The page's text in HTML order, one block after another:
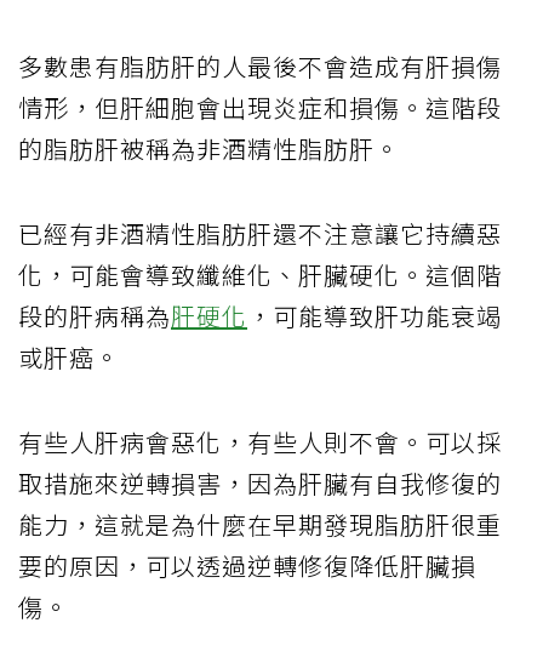
多數患有脂肪肝的人最後不會造成有肝損傷
情形，但肝細胞會出現炎症和損傷。這階段
的脂肪肝被稱為非酒精性脂肪肝。
已經有非酒精性脂肪肝還不注意讓它持續惡
化，可能會導致纖維化、肝臟硬化。這個階
段的肝病稱為肝硬化 ，可能導致肝功能衰竭
或肝癌。
有些人肝病會惡化，有些人則不會。可以採
取措施來逆轉損害，因為肝臟有自我修復的
能力，這就是為什麼在早期發現脂肪肝很重
要的原因，可以透過逆轉修復降低肝臟損
傷。